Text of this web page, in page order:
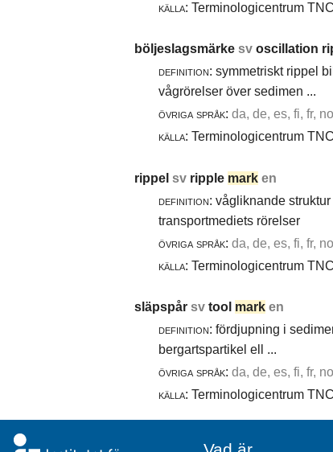
källa: Terminologicentrum
böljeslagsmärke sv oscillation
definition: symmetriskt rippel
vågrörelser över sedimen ...
övriga språk: da, de, es, fi, fr,
källa: Terminologicentrum
rippel sv ripple mark en
definition: vågliknande
transportmediets rörelser
övriga språk: da, de, es, fi, fr,
källa: Terminologicentrum
släpspår sv tool mark en
definition: fördjupning i
bergartspartikel ell ...
övriga språk: da, de, es, fi, fr,
källa: Terminologicentrum